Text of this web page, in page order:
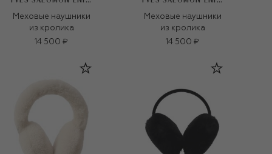
Меховые наушники
из кролика
14 500 ₽
Меховые наушники
из кролика
14 500 ₽